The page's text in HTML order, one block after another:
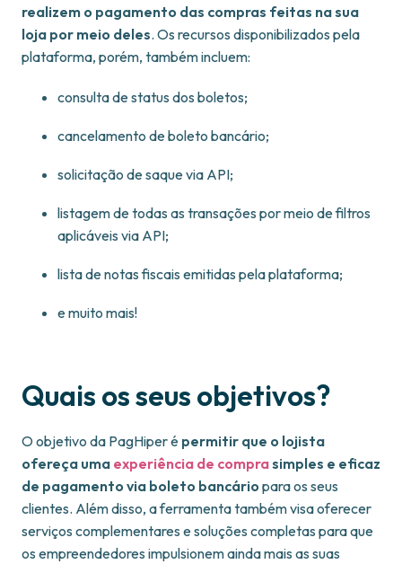
realizem o pagamento das compras feitas na sua
loja por meio deles. Os recursos disponibilizados pela
plataforma, porém, também incluem:
consulta de status dos boletos;
cancelamento de boleto bancário;
solicitação de saque via API;
listagem de todas as transações por meio de filtros
aplicáveis via API;
lista de notas fiscais emitidas pela plataforma;
e muito mais!
Quais os seus objetivos?
O objetivo da PagHiper é permitir que o lojista
ofereça uma experiência de comprasimples e eficaz
de pagamento via boleto bancário para os seus
clientes. Além disso, a ferramenta também visa oferecer
serviços complementares e soluções completas para que
os empreendedores impulsionem ainda mais as suas